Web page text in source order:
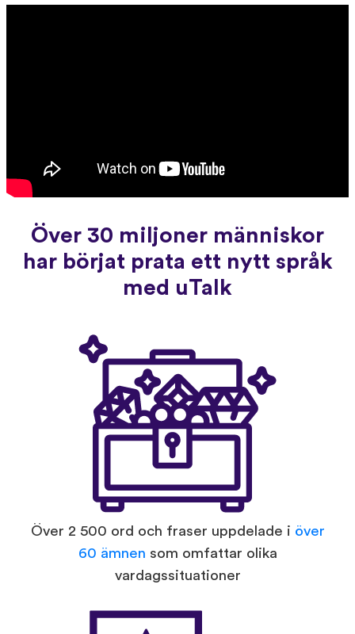
Över 30 miljoner människor
har börjat prata ett nytt språk
med uTalk
Över 2 500 ord och fraser uppdelade i över
60 ämnen som omfattar olika
vardagssituationer